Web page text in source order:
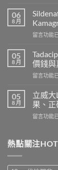
效
威
而
鋼
必
利
勁
怎
選？
2026
效
錢、
06
8 月
在
學
名
藥
邊
好？
Cenforce-
100、
Kamagra
Oral
留言功能
05
8 月
價錢與
在
20mg
香
港
哪
犀
學
留言功能
05
8 月
立威
果、
在
大
Levifil
評
留言功能
熱點關注HOT